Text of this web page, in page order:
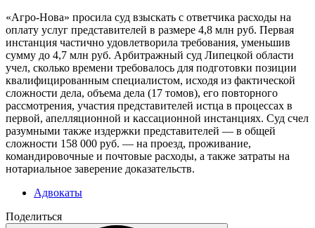
«Агро-Нова» просила суд взыскать с ответчика расходы на
оплату услуг представителей в размере 4,8 млн руб. Первая
инстанция частично удовлетворила требования, уменьшив
сумму до 4,7 млн руб. Арбитражный суд Липецкой области
учел, сколько времени требовалось для подготовки позиции
квалифицированным специалистом, исходя из фактической
сложности дела, объема дела (17 томов), его повторного
рассмотрения, участия представителей истца в процессах в
первой, апелляционной и кассационной инстанциях. Суд счел
разумными также издержки представителей — в общей
сложности 158 000 руб. — на проезд, проживание,
командировочные и почтовые расходы, а также затраты на
нотариальное заверение доказательств.
Адвокаты
Поделиться